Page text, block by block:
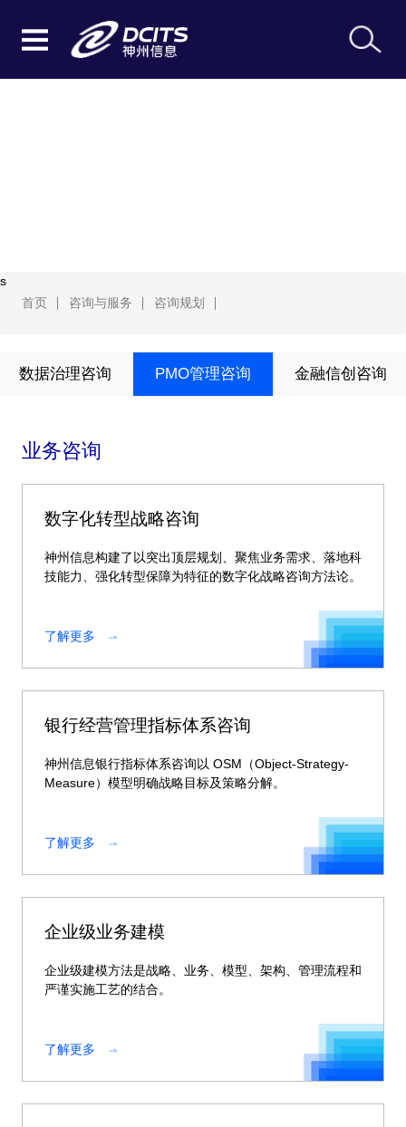
s
首页 咨询与服务 咨询规划
数据治理咨询 PMO管理咨询 金融信创咨询
业务咨询
数字化转型战略咨询
神州信息构建了以突出顶层规划、聚焦业务需求、落地科
技能力、强化转型保障为特征的数字化战略咨询方法论。
了解更多
银行经营管理指标体系咨询
神州信息银行指标体系咨询以 OSM（Object-Strategy-
Measure）模型明确战略目标及策略分解。
了解更多
企业级业务建模
企业级建模方法是战略、业务、模型、架构、管理流程和
严谨实施工艺的结合。
了解更多